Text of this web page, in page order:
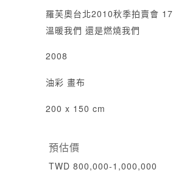
羅芙奧台北2010秋季拍賣會
溫暖我們 還是燃燒我們
2008
油彩 畫布
200 x 150 cm
預估價
TWD 800,000-1,000,000